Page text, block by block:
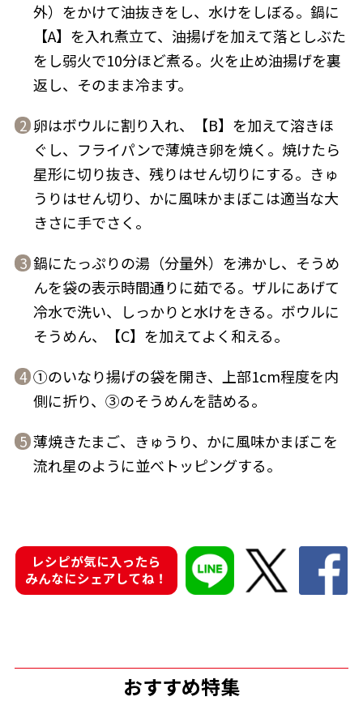
『踊り節』
鰹節屋の
だしパック
だし粉
商品情報一覧
おすすめサイト
氷熟®︎
外）をかけて油抜きをし、水けをしぼる。鍋に
【A】を入れ煮立て、油揚げを加えて落としぶた
をし弱火で10分ほど煮る。火を止め油揚げを裏
返し、そのまま冷ます。
2 卵はボウルに割り入れ、【B】を加えて溶きほ
ぐし、フライパンで薄焼き卵を焼く。焼けたら
星形に切り抜き、残りはせん切りにする。きゅ
うりはせん切り、かに風味かまぼこは適当な大
きさに手でさく。
3 鍋にたっぷりの湯（分量外）を沸かし、そうめ
んを袋の表示時間通りに茹でる。ザルにあげて
冷水で洗い、しっかりと水けをきる。ボウルに
そうめん、【C】を加えてよく和える。
4 ①のいなり揚げの袋を開き、上部1cm程度を内
側に折り、③のそうめんを詰める。
5 薄焼きたまご、きゅうり、かに風味かまぼこを
流れ星のように並べトッピングする。
レシピが気に入ったら
みんなにシェアしてね！
おすすめ特集